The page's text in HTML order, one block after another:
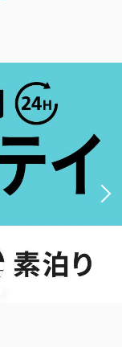
税・手数料込
今すぐ予約